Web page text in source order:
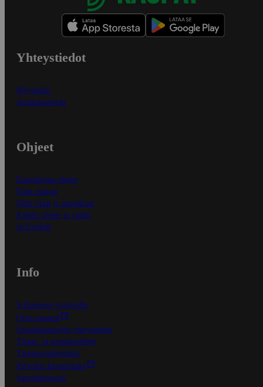
Yhteystiedot
Myymälät
Asiakaspalvelu
Ohjeet
Ensitilaajan ohjeet
Näin maksat
Näin tilaat ja muokkaat
Kaikki ohjeet ja vinkit
In English
Info
S-Business yrityksille
Oiva-raportit
Osuuskauppojen yhteystiedot
Tilaus- ja toimitusehdot
Tietosuojakäytäntö
Palvelun käyttöehdot
Saavutettavuus